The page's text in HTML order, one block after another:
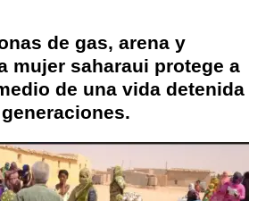
de gas, arena y
mujer saharaui protege a
de una vida detenida